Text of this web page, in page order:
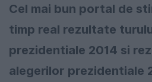
Cel mai bun portal de
timp real rezultate
prezidentiale 2014 si
alegerilor prezidentiale